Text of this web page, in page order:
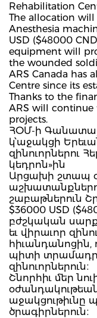
Rehabilitation
The allocation will
Anesthesia
USD ($48000
equipment will
the wounded
ARS Canada has
Centre since its
Thanks to the
ARS will
projects.
ՀՕՄ-ի
կ՝աջակցի
զինուորներու
կեդրոն»ին
Արցախի շտապ
շաբաթներուն
$36000 USD
բժշկական
եւ վիրաւոր
պիտի
զինուորներուն։
Շնորհիւ մեր
աջակցութիւնը
ծրագիրներուն։